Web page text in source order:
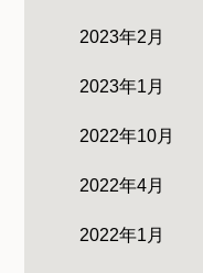
2023年2月
2023年1月
2022年10月
2022年4月
2022年1月